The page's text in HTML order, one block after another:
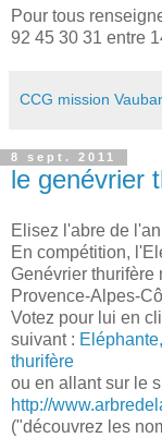
Pour tous
92 45 30 31 entre
CCG mission
8 sept. 2011
le genévrier
Elisez l'abre de
En compétition,
Genévrier thurifère
Provence-Alpes-
Votez pour lui en
suivant :
thurifère
ou en allant sur le
http://
("découvrez les